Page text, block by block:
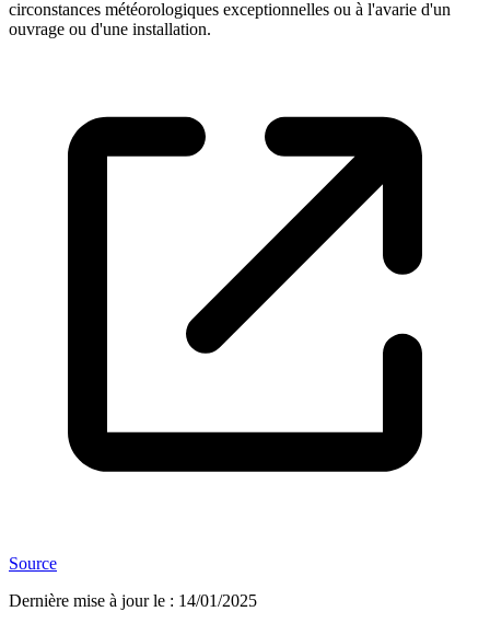
circonstances météorologiques exceptionnelles ou à l'avarie d'un
ouvrage ou d'une installation.
Source
Dernière mise à jour le : 14/01/2025